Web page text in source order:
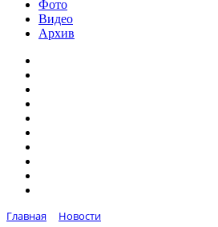
Фото
Видео
Архив
Главная
Новости